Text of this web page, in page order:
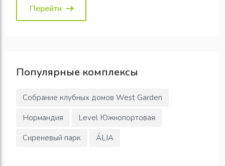
Перейти
Популярные комплексы
Собрание клубных домов West Garden
Нормандия
Level Южнопортовая
Сиреневый парк
ÁLIA